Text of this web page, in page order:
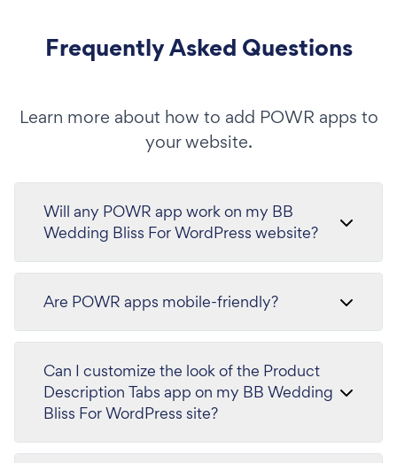
Frequently Asked Questions
Learn more about how to add POWR apps to
your website.
Will any POWR app work on my BB
Wedding Bliss For WordPress website?
Are POWR apps mobile-friendly?
Can I customize the look of the Product
Description Tabs app on my BB Wedding
Bliss For WordPress site?